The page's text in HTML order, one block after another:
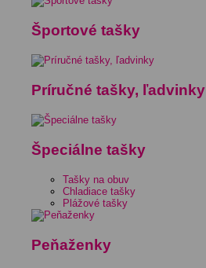
Športové tašky
Príručné tašky, ľadvinky
Špeciálne tašky
Tašky na obuv
Chladiace tašky
Plážové tašky
Peňaženky